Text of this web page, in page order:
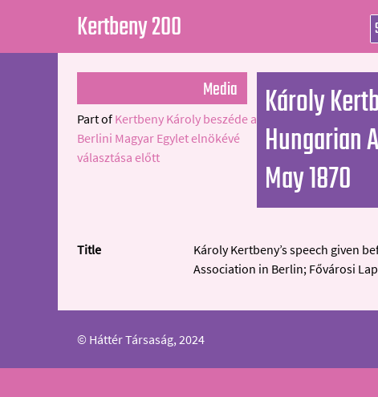
Kertbeny 200
Károly
Hungarian
May 1870
Media
Part of Kertbeny Károly beszéde a
Berlini Magyar Egylet elnökévé
választása előtt
Title
Károly Kertbeny’s speech given
Association in Berlin; Fővárosi
© Háttér Társaság, 2024